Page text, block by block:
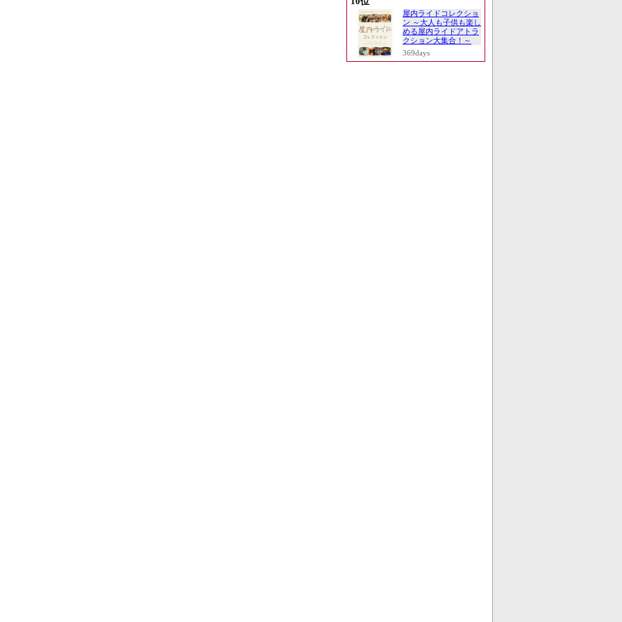
屋内ライドコレクショ
ン ～大人も子供も楽し
める屋内ライドアトラ
クション大集合！～
369days